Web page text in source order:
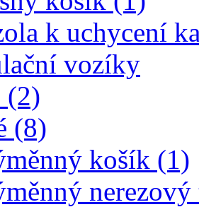
k uchycení
vozíky
(2)
(8)
košík (1)
nerezový